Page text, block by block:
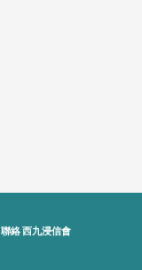
聯絡 西九浸信會